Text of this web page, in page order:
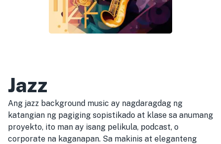
Jazz
Ang jazz background music ay nagdaragdag ng
katangian ng pagiging sopistikado at klase sa anumang
proyekto, ito man ay isang pelikula, podcast, o
corporate na kaganapan. Sa makinis at eleganteng